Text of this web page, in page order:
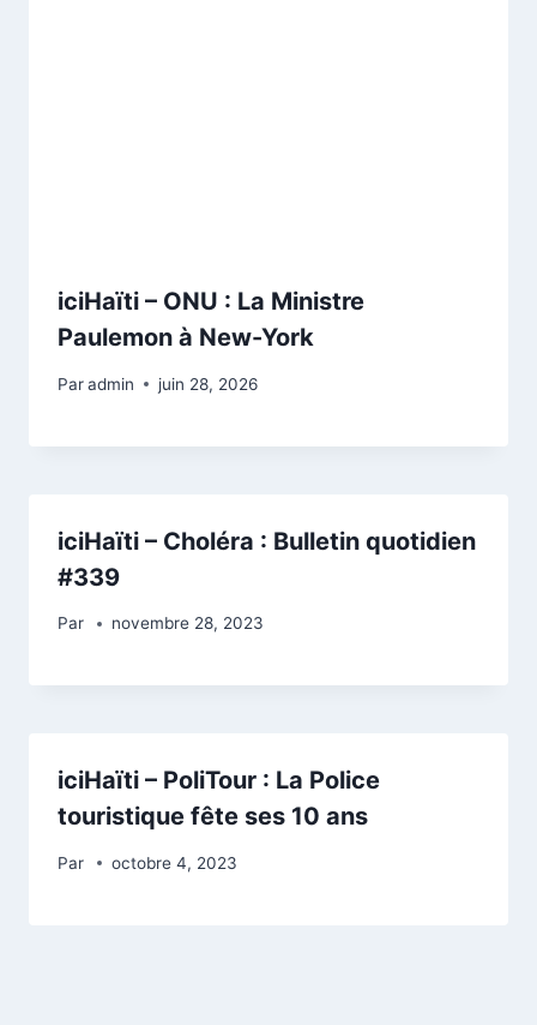
iciHaïti – ONU : La Ministre
Paulemon à New-York
Paradmin juin 28, 2026
iciHaïti – Choléra : Bulletin quotidien
#339
Par novembre 28, 2023
iciHaïti – PoliTour : La Police
touristique fête ses 10 ans
Par octobre 4, 2023